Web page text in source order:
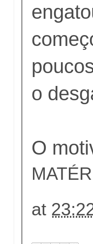
o
O
at